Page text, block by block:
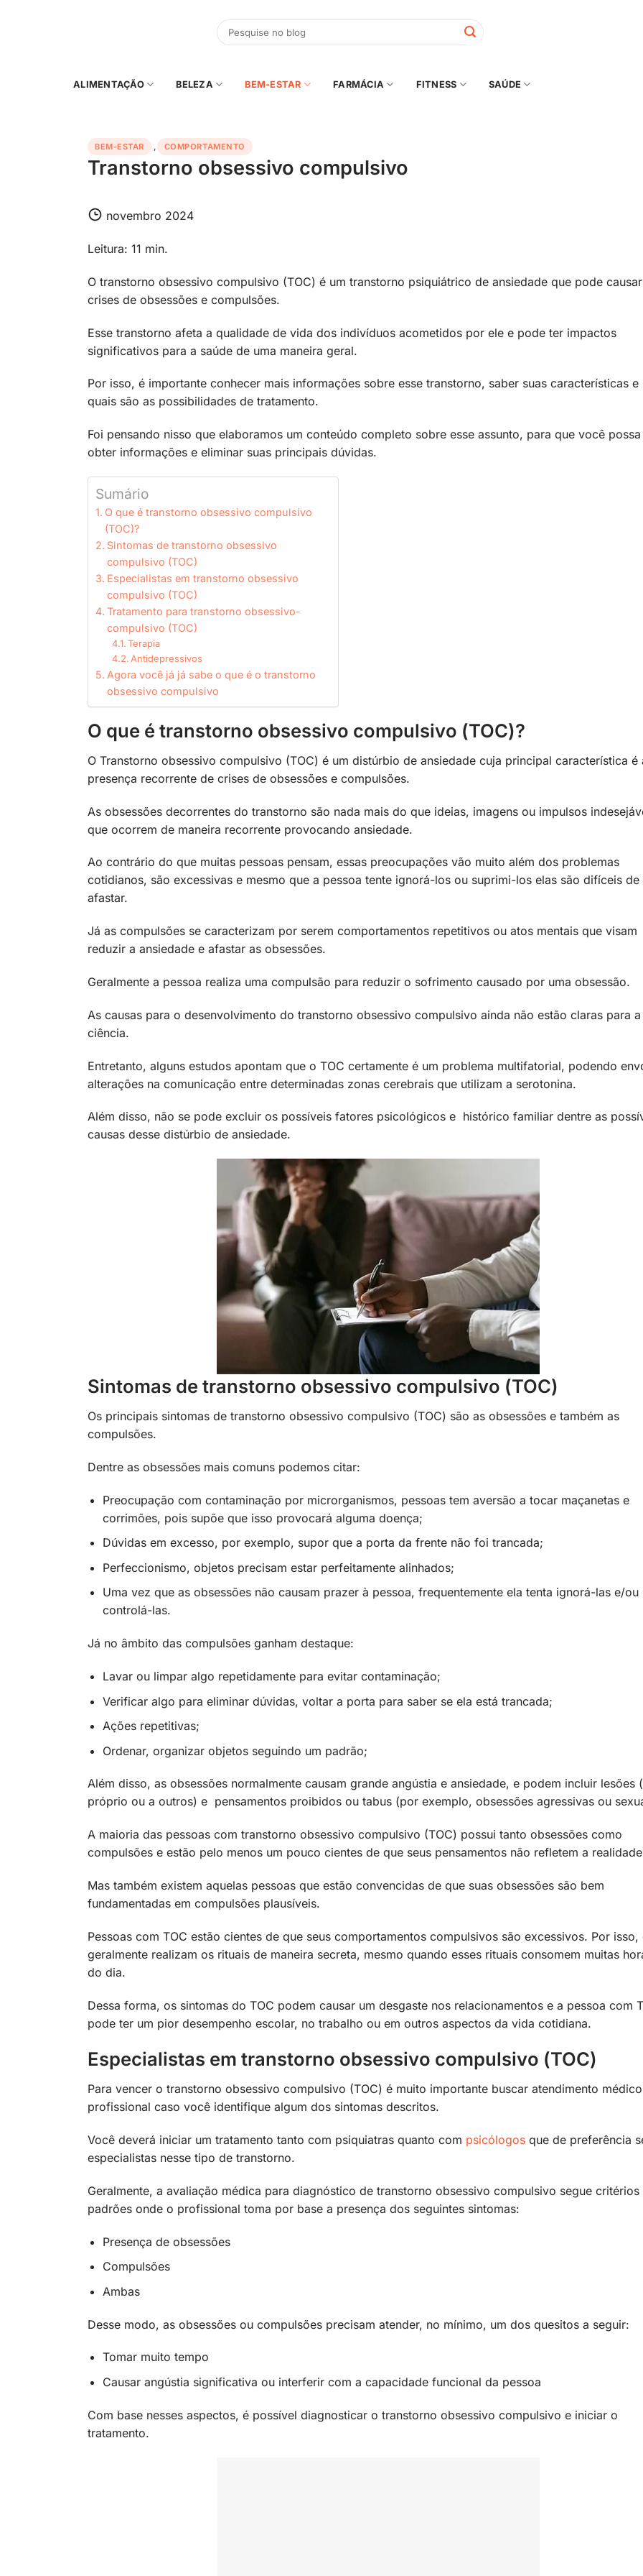
ALIMENTAÇÃO BELEZA BEM-ESTAR FARMÁCIA FITNESS SAÚDE
BEM-ESTAR , COMPORTAMENTO
Transtorno obsessivo compulsivo
novembro 2024
Leitura: 11 min.
O transtorno obsessivo compulsivo (TOC) é um transtorno psiquiátrico de ansiedade que pode causar
crises de obsessões e compulsões.
Esse transtorno afeta a qualidade de vida dos indivíduos acometidos por ele e pode ter impactos
significativos para a saúde de uma maneira geral.
Por isso, é importante conhecer mais informações sobre esse transtorno, saber suas características e
quais são as possibilidades de tratamento.
Foi pensando nisso que elaboramos um conteúdo completo sobre esse assunto, para que você possa
obter informações e eliminar suas principais dúvidas.
Sumário
O que é transtorno obsessivo compulsivo
(TOC)?
Sintomas de transtorno obsessivo
compulsivo (TOC)
Especialistas em transtorno obsessivo
compulsivo (TOC)
Tratamento para transtorno obsessivo-
compulsivo (TOC)
Terapia
Antidepressivos
Agora você já já sabe o que é o transtorno
obsessivo compulsivo
O que é transtorno obsessivo compulsivo (TOC)?
O Transtorno obsessivo compulsivo (TOC) é um distúrbio de ansiedade cuja principal característica é
presença recorrente de crises de obsessões e compulsões.
As obsessões decorrentes do transtorno são nada mais do que ideias, imagens ou impulsos
que ocorrem de maneira recorrente provocando ansiedade.
Ao contrário do que muitas pessoas pensam, essas preocupações vão muito além dos problemas
cotidianos, são excessivas e mesmo que a pessoa tente ignorá-los ou suprimi-los elas são difíceis de
afastar.
Já as compulsões se caracterizam por serem comportamentos repetitivos ou atos mentais que visam
reduzir a ansiedade e afastar as obsessões.
Geralmente a pessoa realiza uma compulsão para reduzir o sofrimento causado por uma obsessão.
As causas para o desenvolvimento do transtorno obsessivo compulsivo ainda não estão claras para a
ciência.
Entretanto, alguns estudos apontam que o TOC certamente é um problema multifatorial, podendo
alterações na comunicação entre determinadas zonas cerebrais que utilizam a serotonina.
Além disso, não se pode excluir os possíveis fatores psicológicos e histórico familiar dentre as
causas desse distúrbio de ansiedade.
Sintomas de transtorno obsessivo compulsivo (TOC)
Os principais sintomas de transtorno obsessivo compulsivo (TOC) são as obsessões e também as
compulsões.
Dentre as obsessões mais comuns podemos citar:
Preocupação com contaminação por microrganismos, pessoas tem aversão a tocar maçanetas e
corrimões, pois supõe que isso provocará alguma doença;
Dúvidas em excesso, por exemplo, supor que a porta da frente não foi trancada;
Perfeccionismo, objetos precisam estar perfeitamente alinhados;
Uma vez que as obsessões não causam prazer à pessoa, frequentemente ela tenta ignorá-las e/ou
controlá-las.
Já no âmbito das compulsões ganham destaque:
Lavar ou limpar algo repetidamente para evitar contaminação;
Verificar algo para eliminar dúvidas, voltar a porta para saber se ela está trancada;
Ações repetitivas;
Ordenar, organizar objetos seguindo um padrão;
Além disso, as obsessões normalmente causam grande angústia e ansiedade, e podem incluir lesões
próprio ou a outros) e pensamentos proibidos ou tabus (por exemplo, obsessões agressivas ou
A maioria das pessoas com transtorno obsessivo compulsivo (TOC) possui tanto obsessões como
compulsões e estão pelo menos um pouco cientes de que seus pensamentos não refletem a
Mas também existem aquelas pessoas que estão convencidas de que suas obsessões são bem
fundamentadas em compulsões plausíveis.
Pessoas com TOC estão cientes de que seus comportamentos compulsivos são excessivos. Por isso,
geralmente realizam os rituais de maneira secreta, mesmo quando esses rituais consomem muitas
do dia.
Dessa forma, os sintomas do TOC podem causar um desgaste nos relacionamentos e a pessoa com
pode ter um pior desempenho escolar, no trabalho ou em outros aspectos da vida cotidiana.
Especialistas em transtorno obsessivo compulsivo (TOC)
Para vencer o transtorno obsessivo compulsivo (TOC) é muito importante buscar atendimento médico
profissional caso você identifique algum dos sintomas descritos.
Você deverá iniciar um tratamento tanto com psiquiatras quanto com psicólogos que de preferência
especialistas nesse tipo de transtorno.
Geralmente, a avaliação médica para diagnóstico de transtorno obsessivo compulsivo segue critérios
padrões onde o profissional toma por base a presença dos seguintes sintomas:
Presença de obsessões
Compulsões
Ambas
Desse modo, as obsessões ou compulsões precisam atender, no mínimo, um dos quesitos a seguir:
Tomar muito tempo
Causar angústia significativa ou interferir com a capacidade funcional da pessoa
Com base nesses aspectos, é possível diagnosticar o transtorno obsessivo compulsivo e iniciar o
tratamento.